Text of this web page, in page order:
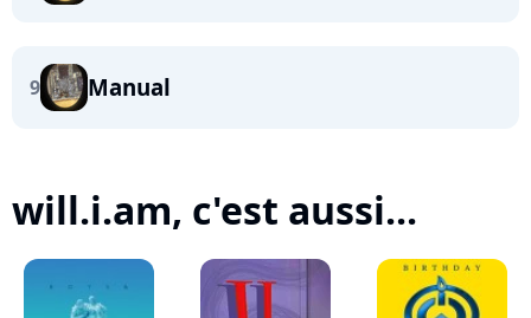
9 Manual
will.i.am, c'est aussi...